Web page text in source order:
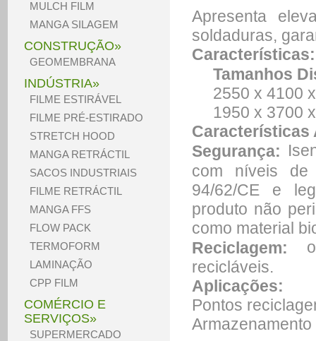
MULCH FILM
MANGA SILAGEM
CONSTRUÇÃO»
GEOMEMBRANA
INDÚSTRIA»
FILME ESTIRÁVEL
FILME PRÉ-ESTIRADO
STRETCH HOOD
MANGA RETRÁCTIL
SACOS INDUSTRIAIS
FILME RETRÁCTIL
MANGA FFS
FLOW PACK
TERMOFORM
LAMINAÇÃO
CPP FILM
COMÉRCIO E
SERVIÇOS»
SUPERMERCADO
Apresenta
soldaduras,
Características:
Tamanhos
2550 x 4100
1950 x 3700
Características
Segurança:
com níveis de
94/62/CE e
produto não
como material
Reciclagem:
recicláveis.
Aplicações:
Pontos